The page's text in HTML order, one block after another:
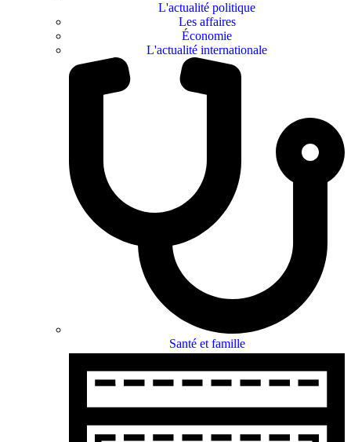
L'actualité politique
Les affaires
Économie
L'actualité internationale
Santé et famille